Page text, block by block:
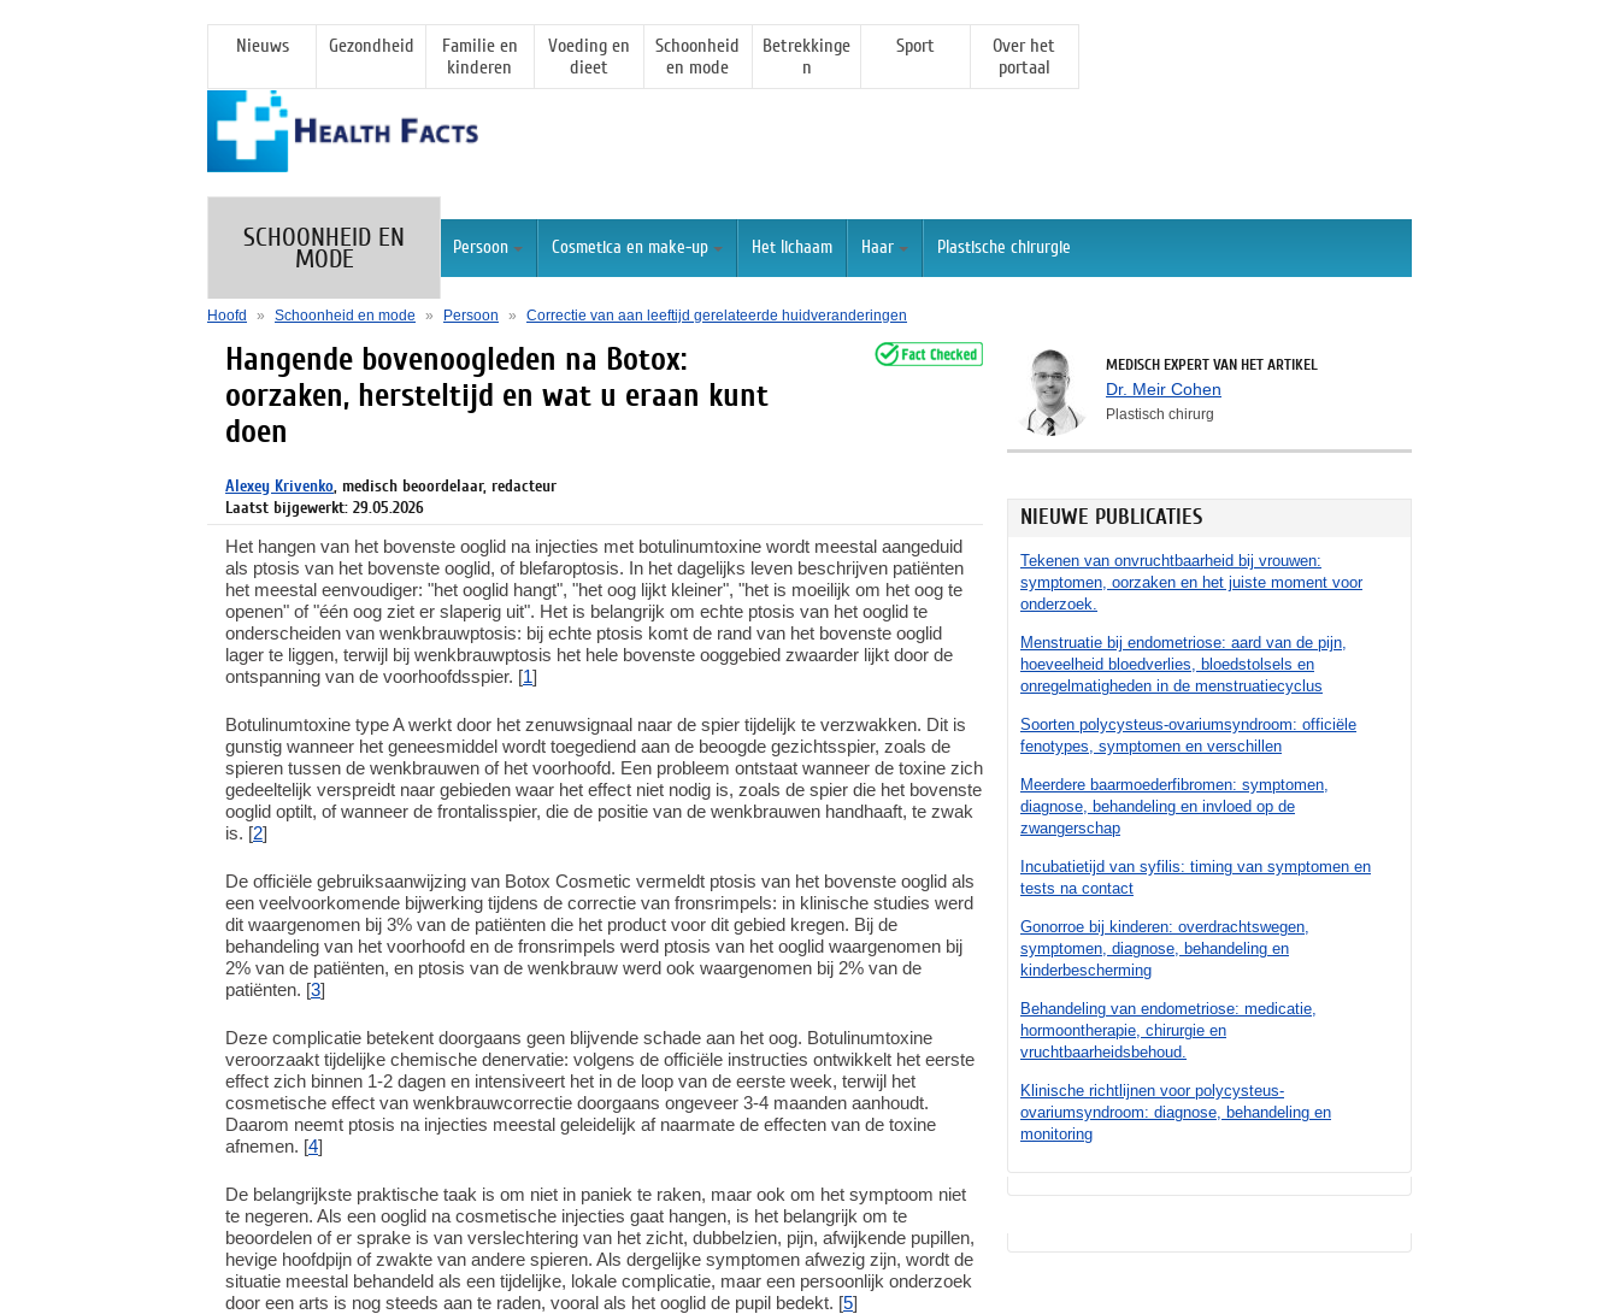
Nieuws Gezondheid
Familie en
kinderen
Voeding en
dieet
Schoonheid
en mode
Betrekkinge
n
Sport
Over het
portaal
SCHOONHEID EN
MODE Persoon Cosmetica en make-up Het lichaam Haar Plastische chirurgie
Hoofd » Schoonheid en mode » Persoon » Correctie van aan leeftijd gerelateerde huidveranderingen
MEDISCH EXPERT VAN HET ARTIKEL
Dr. Meir Cohen
Plastisch chirurg
NIEUWE PUBLICATIES
Tekenen van onvruchtbaarheid bij vrouwen:
symptomen, oorzaken en het juiste moment voor
onderzoek.
Menstruatie bij endometriose: aard van de pijn,
hoeveelheid bloedverlies, bloedstolsels en
onregelmatigheden in de menstruatiecyclus
Soorten polycysteus-ovariumsyndroom: officiële
fenotypes, symptomen en verschillen
Meerdere baarmoederfibromen: symptomen,
diagnose, behandeling en invloed op de
zwangerschap
Incubatietijd van syfilis: timing van symptomen en
tests na contact
Gonorroe bij kinderen: overdrachtswegen,
symptomen, diagnose, behandeling en
kinderbescherming
Behandeling van endometriose: medicatie,
hormoontherapie, chirurgie en
vruchtbaarheidsbehoud.
Klinische richtlijnen voor polycysteus-
ovariumsyndroom: diagnose, behandeling en
monitoring
Hangende bovenoogleden na Botox:
oorzaken, hersteltijd en wat u eraan kunt
doen
Alexey Krivenko, medisch beoordelaar, redacteur
Laatst bijgewerkt: 29.05.2026
Het hangen van het bovenste ooglid na injecties met botulinumtoxine wordt meestal aangeduid
als ptosis van het bovenste ooglid, of blefaroptosis. In het dagelijks leven beschrijven patiënten
het meestal eenvoudiger: "het ooglid hangt", "het oog lijkt kleiner", "het is moeilijk om het oog te
openen" of "één oog ziet er slaperig uit". Het is belangrijk om echte ptosis van het ooglid te
onderscheiden van wenkbrauwptosis: bij echte ptosis komt de rand van het bovenste ooglid
lager te liggen, terwijl bij wenkbrauwptosis het hele bovenste ooggebied zwaarder lijkt door de
ontspanning van de voorhoofdsspier. [1]
Botulinumtoxine type A werkt door het zenuwsignaal naar de spier tijdelijk te verzwakken. Dit is
gunstig wanneer het geneesmiddel wordt toegediend aan de beoogde gezichtsspier, zoals de
spieren tussen de wenkbrauwen of het voorhoofd. Een probleem ontstaat wanneer de toxine zich
gedeeltelijk verspreidt naar gebieden waar het effect niet nodig is, zoals de spier die het bovenste
ooglid optilt, of wanneer de frontalisspier, die de positie van de wenkbrauwen handhaaft, te zwak
is. [2]
De officiële gebruiksaanwijzing van Botox Cosmetic vermeldt ptosis van het bovenste ooglid als
een veelvoorkomende bijwerking tijdens de correctie van fronsrimpels: in klinische studies werd
dit waargenomen bij 3% van de patiënten die het product voor dit gebied kregen. Bij de
behandeling van het voorhoofd en de fronsrimpels werd ptosis van het ooglid waargenomen bij
2% van de patiënten, en ptosis van de wenkbrauw werd ook waargenomen bij 2% van de
patiënten. [3]
Deze complicatie betekent doorgaans geen blijvende schade aan het oog. Botulinumtoxine
veroorzaakt tijdelijke chemische denervatie: volgens de officiële instructies ontwikkelt het eerste
effect zich binnen 1-2 dagen en intensiveert het in de loop van de eerste week, terwijl het
cosmetische effect van wenkbrauwcorrectie doorgaans ongeveer 3-4 maanden aanhoudt.
Daarom neemt ptosis na injecties meestal geleidelijk af naarmate de effecten van de toxine
afnemen. [4]
De belangrijkste praktische taak is om niet in paniek te raken, maar ook om het symptoom niet
te negeren. Als een ooglid na cosmetische injecties gaat hangen, is het belangrijk om te
beoordelen of er sprake is van verslechtering van het zicht, dubbelzien, pijn, afwijkende pupillen,
hevige hoofdpijn of zwakte van andere spieren. Als dergelijke symptomen afwezig zijn, wordt de
situatie meestal behandeld als een tijdelijke, lokale complicatie, maar een persoonlijk onderzoek
door een arts is nog steeds aan te raden, vooral als het ooglid de pupil bedekt. [5]